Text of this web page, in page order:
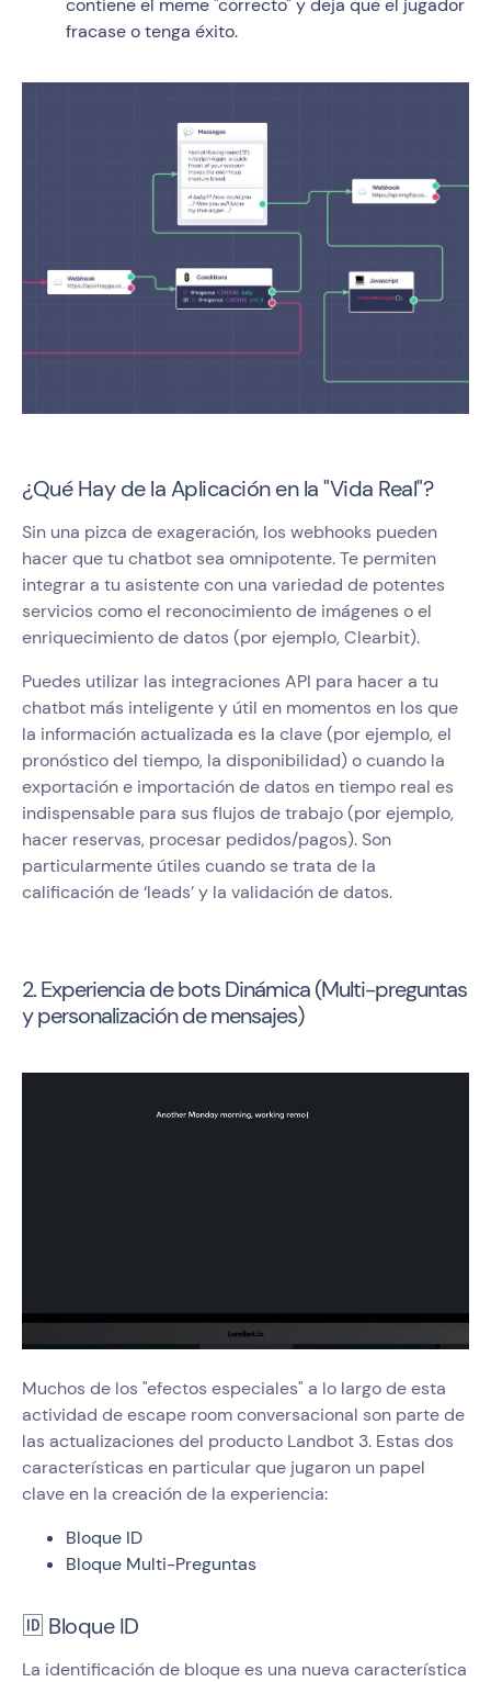
contiene el meme "correcto" y deja que el jugador
fracase o tenga éxito.
¿Qué Hay de la Aplicación en la "Vida Real"?
Sin una pizca de exageración, los webhooks pueden
hacer que tu chatbot sea omnipotente. Te permiten
integrar a tu asistente con una variedad de potentes
servicios como el reconocimiento de imágenes o el
enriquecimiento de datos (por ejemplo, Clearbit).
Puedes utilizar las integraciones API para hacer a tu
chatbot más inteligente y útil en momentos en los que
la información actualizada es la clave (por ejemplo, el
pronóstico del tiempo, la disponibilidad) o cuando la
exportación e importación de datos en tiempo real es
indispensable para sus flujos de trabajo (por ejemplo,
hacer reservas, procesar pedidos/pagos). Son
particularmente útiles cuando se trata de la
calificación de ‘leads’ y la validación de datos.
2. Experiencia de bots Dinámica (Multi-preguntas
y personalización de mensajes)
Muchos de los "efectos especiales" a lo largo de esta
actividad de escape room conversacional son parte de
las actualizaciones del producto Landbot 3. Estas dos
características en particular que jugaron un papel
clave en la creación de la experiencia:
Bloque ID
Bloque Multi-Preguntas
🆔 Bloque ID
La identificación de bloque es una nueva característica